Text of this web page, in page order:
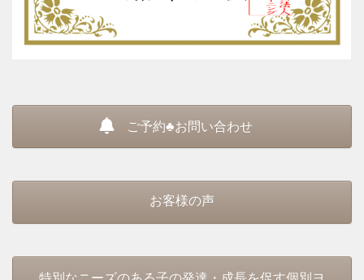
ご予約♣お問い合わせ
お客様の声